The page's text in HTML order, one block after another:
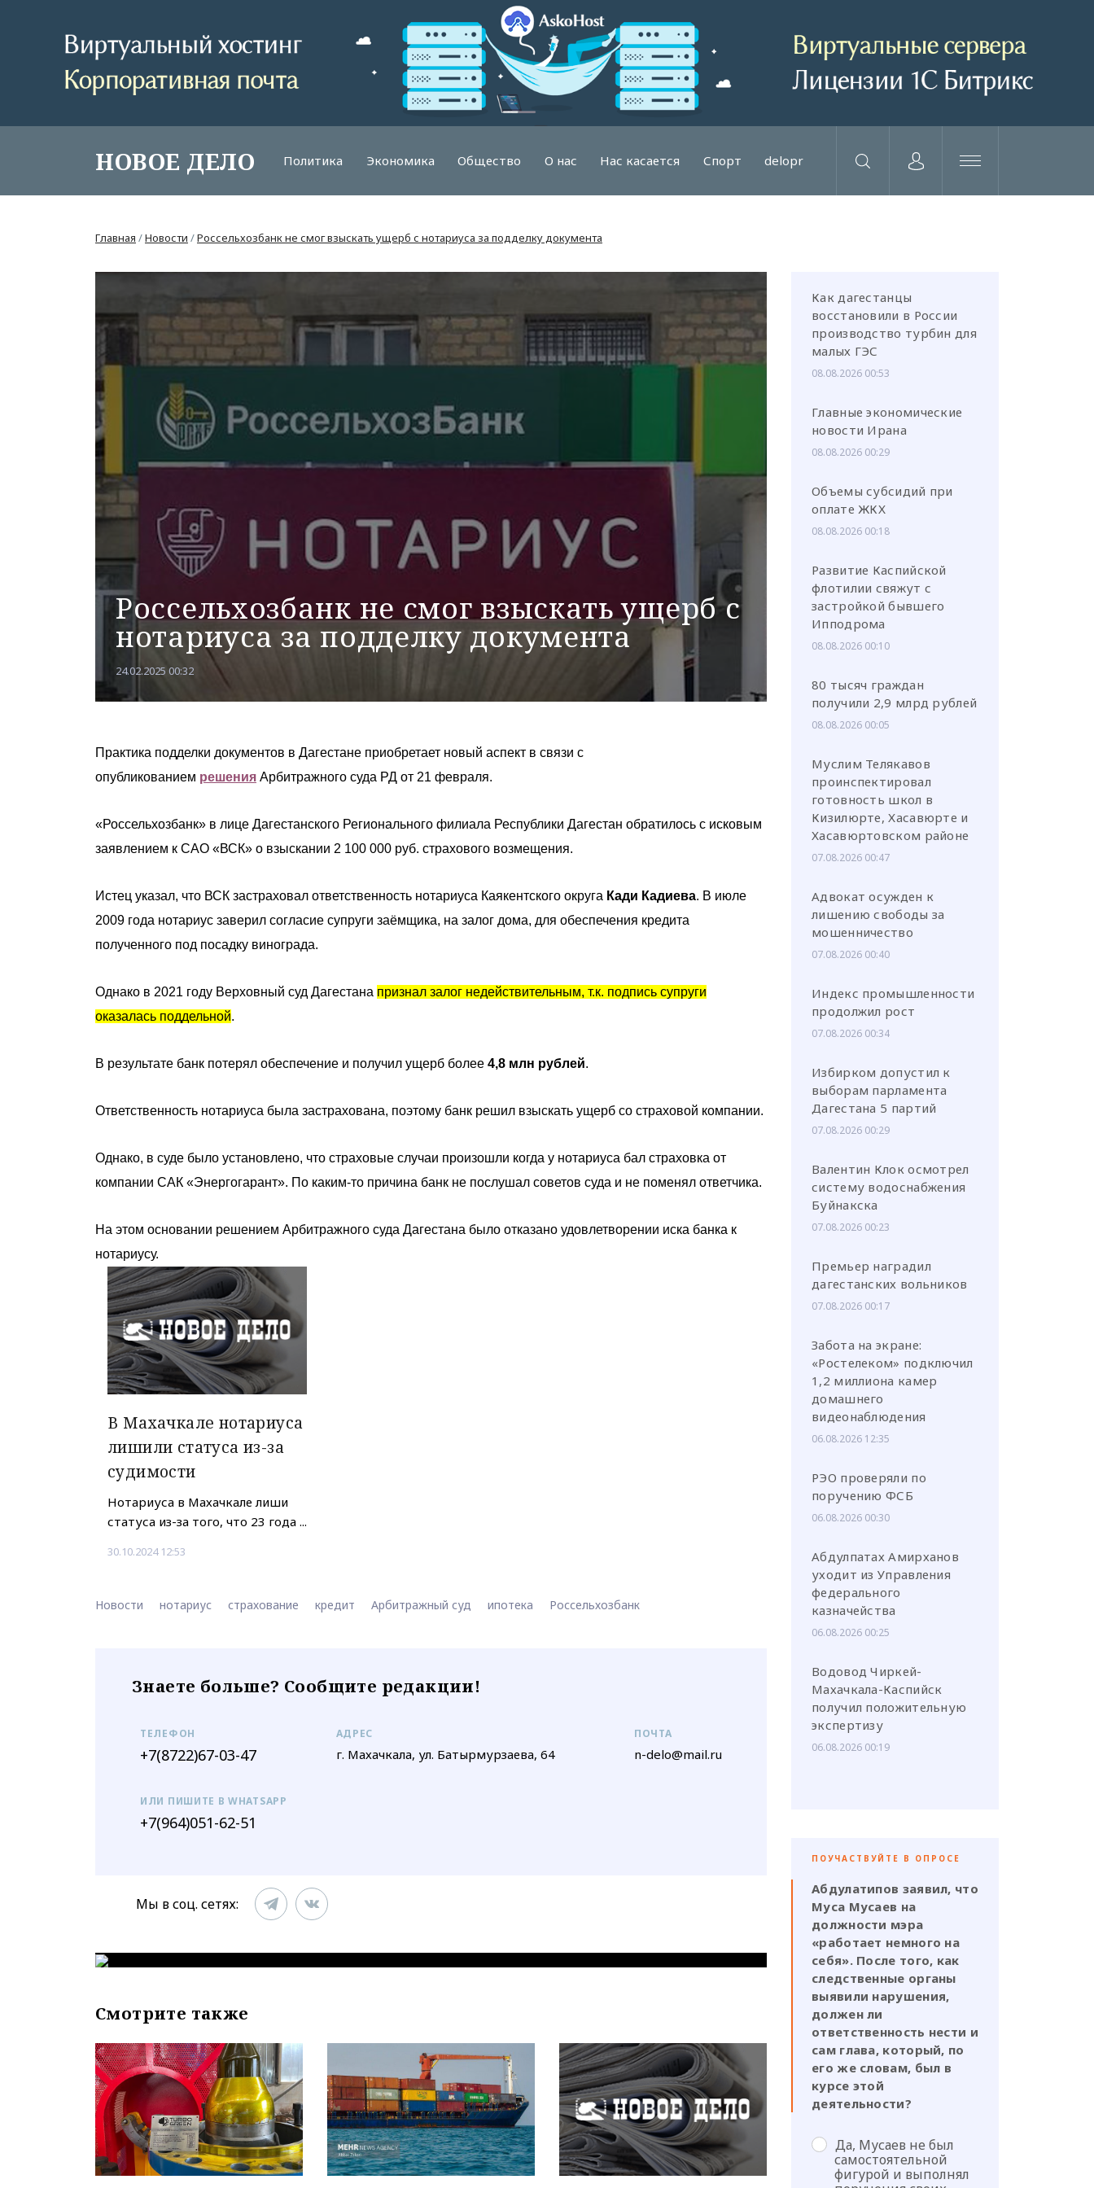
НОВОЕ ДЕЛО Политика Экономика Общество О нас Нас касается Спорт delopr
или через соц. сети
Главная /Новости /Россельхозбанк не смог взыскать ущерб с нотариуса за подделку документа
Россельхозбанк не смог взыскать ущерб с
нотариуса за подделку документа
24.02.2025 00:32
Практика подделки документов в Дагестане приобретает новый аспект в связи с
опубликованием решения Арбитражного суда РД от 21 февраля.
«Россельхозбанк» в лице Дагестанского Регионального филиала Республики Дагестан обратилось с исковым
заявлением к САО «ВСК» о взыскании 2 100 000 руб. страхового возмещения.
Истец указал, что ВСК застраховал ответственность нотариуса Каякентского округа Кади Кадиева. В июле
2009 года нотариус заверил согласие супруги заёмщика, на залог дома, для обеспечения кредита
полученного под посадку винограда.
Однако в 2021 году Верховный суд Дагестана признал залог недействительным, т.к. подпись супруги
оказалась поддельной.
В результате банк потерял обеспечение и получил ущерб более 4,8 млн рублей.
Ответственность нотариуса была застрахована, поэтому банк решил взыскать ущерб со страховой компании.
Однако, в суде было установлено, что страховые случаи произошли когда у нотариуса бал страховка от
компании САК «Энергогарант». По каким-то причина банк не послушал советов суда и не поменял ответчика.
На этом основании решением Арбитражного суда Дагестана было отказано удовлетворении иска банка к
нотариусу.
В Махачкале нотариуса
лишили статуса из-за
судимости
Нотариуса в Махачкале лиши
статуса из-за того, что 23 года ...
30.10.2024 12:53
Новости нотариус страхование кредит Арбитражный суд ипотека Россельхозбанк
Знаете больше? Сообщите редакции!
ТЕЛЕФОН
+7(8722)67-03-47
АДРЕС
г. Махачкала, ул. Батырмурзаева, 64
ПОЧТА
n-delo@mail.ru
ИЛИ ПИШИТЕ В WHATSAPP
+7(964)051-62-51
Мы в соц. сетях:
Смотрите также
Как дагестанцы
восстановили в России
производство турбин для
малых ГЭС
08.08.2026 00:53
Главные экономические
новости Ирана
08.08.2026 00:29
Объемы субсидий при
оплате ЖКХ
08.08.2026 00:18
Развитие Каспийской
флотилии свяжут с
застройкой бывшего
Ипподрома
08.08.2026 00:10
80 тысяч граждан
получили 2,9 млрд рублей
08.08.2026 00:05
Муслим Телякавов
проинспектировал
готовность школ в
Кизилюрте, Хасавюрте и
Хасавюртовском районе
07.08.2026 00:47
Адвокат осужден к
лишению свободы за
мошенничество
07.08.2026 00:40
Индекс промышленности
продолжил рост
07.08.2026 00:34
Избирком допустил к
выборам парламента
Дагестана 5 партий
07.08.2026 00:29
Валентин Клок осмотрел
систему водоснабжения
Буйнакска
07.08.2026 00:23
Премьер наградил
дагестанских вольников
07.08.2026 00:17
Забота на экране:
«Ростелеком» подключил
1,2 миллиона камер
домашнего
видеонаблюдения
06.08.2026 12:35
РЭО проверяли по
поручению ФСБ
06.08.2026 00:30
Абдулпатах Амирханов
уходит из Управления
федерального
казначейства
06.08.2026 00:25
Водовод Чиркей-
Махачкала-Каспийск
получил положительную
экспертизу
06.08.2026 00:19
ПОУЧАСТВУЙТЕ В ОПРОСЕ
Абдулатипов заявил, что
Муса Мусаев на
должности мэра
«работает немного на
себя». После того, как
следственные органы
выявили нарушения,
должен ли
ответственность нести и
сам глава, который, по
его же словам, был в
курсе этой
деятельности?
Да, Мусаев не был
самостоятельной
фигурой и выполнял